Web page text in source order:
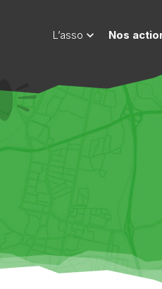
L’asso Nos